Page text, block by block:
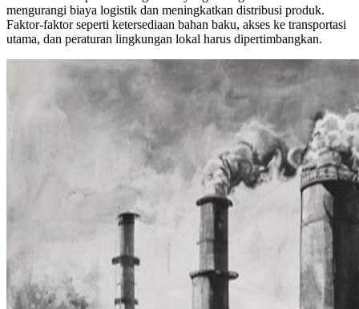
mengurangi biaya logistik dan meningkatkan distribusi produk.
Faktor-faktor seperti ketersediaan bahan baku, akses ke transportasi
utama, dan peraturan lingkungan lokal harus dipertimbangkan.